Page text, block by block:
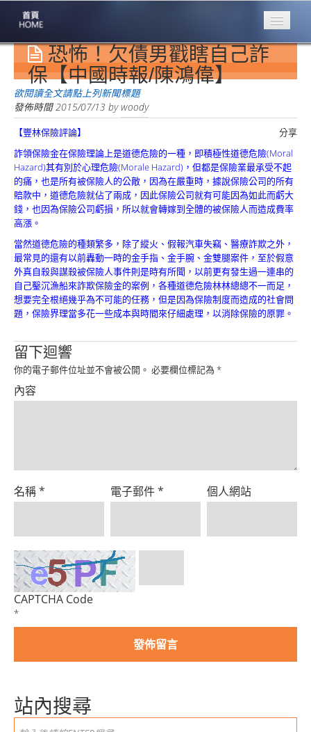
專業豐林
Professional
保險大家談
1386集
台灣商業保險
第一品牌
關於豐林
About
服務項目
火災保額
估算系統
商品簡介
Product
恐怖！欠債男戳瞎自己詐
保【中國時報/陳鴻偉】
欲閱讀全文請點上列新聞標題
發佈時間2015/07/13 bywoody
分享
【豐林保險評論】
詐領保險金在保險理論上是道德危險的一種，即積極性道德危險(Moral
Hazard)其有別於心理危險(Morale Hazard)，但都是保險業最承受不起
的痛，也是所有被保險人的公敵，因為在嚴重時，據說保險公司的所有
賠款中，道德危險就佔了兩成，因此保險公司就有可能因為如此而虧大
錢，也因為保險公司虧損，所以就會轉嫁到全體的被保險人而造成費率
高漲。
當然道德危險的種類繁多，除了縱火、假報汽車失竊、醫療詐欺之外，
最常見的還有以前轟動一時的金手指、金手腕、金雙腿案件，至於假意
外真自殺與謀殺被保險人事件則是時有所聞，以前更有發生過一連串的
自己鑿沉漁船來詐欺保險金的案例，各種道德危險林林總總不一而足，
想要完全根絕幾乎為不可能的任務，但是因為保險制度而造成的社會問
題，保險界理當多花一些成本與時間來仔細處理，以消除保險的原罪。
留下迴響
你的電子郵件位址並不會被公開。 必要欄位標記為 *
內容
名稱* 電子郵件* 個人網站
CAPTCHA Code
*
站內搜尋